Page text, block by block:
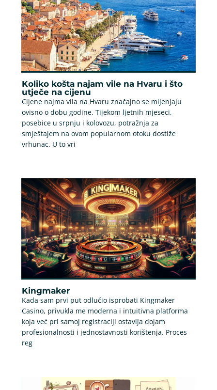
Koliko košta najam vile na Hvaru i što
utječe na cijenu
Cijene najma vila na Hvaru značajno se mijenjaju
ovisno o dobu godine. Tijekom ljetnih mjeseci,
posebice u srpnju i kolovozu, potražnja za
smještajem na ovom popularnom otoku dostiže
vrhunac. U to vri
Kingmaker
Kada sam prvi put odlučio isprobati Kingmaker
Casino, privukla me moderna i intuitivna platforma
koja već pri samoj registraciji ostavlja dojam
profesionalnosti i jednostavnosti korištenja. Proces
reg